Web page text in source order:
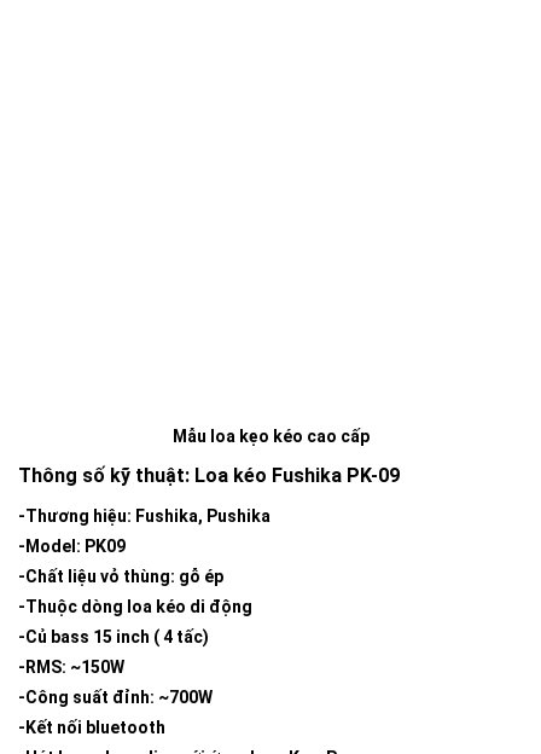
Mẫu loa kẹo kéo cao cấp
Thông số kỹ thuật: Loa kéo Fushika PK-09
-Thương hiệu: Fushika, Pushika
-Model: PK09
-Chất liệu vỏ thùng: gỗ ép
-Thuộc dòng loa kéo di động
-Củ bass 15 inch ( 4 tấc)
-RMS: ~150W
-Công suất đỉnh: ~700W
-Kết nối bluetooth